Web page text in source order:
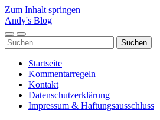
Zum Inhalt springen
Andy's Blog
Mobile-
Menü
Suchfeld
ein-/ausblenden
Suchen
nach:
Startseite
Kommentarregeln
Kontakt
Datenschutzerklärung
Impressum & Haftungsausschluss